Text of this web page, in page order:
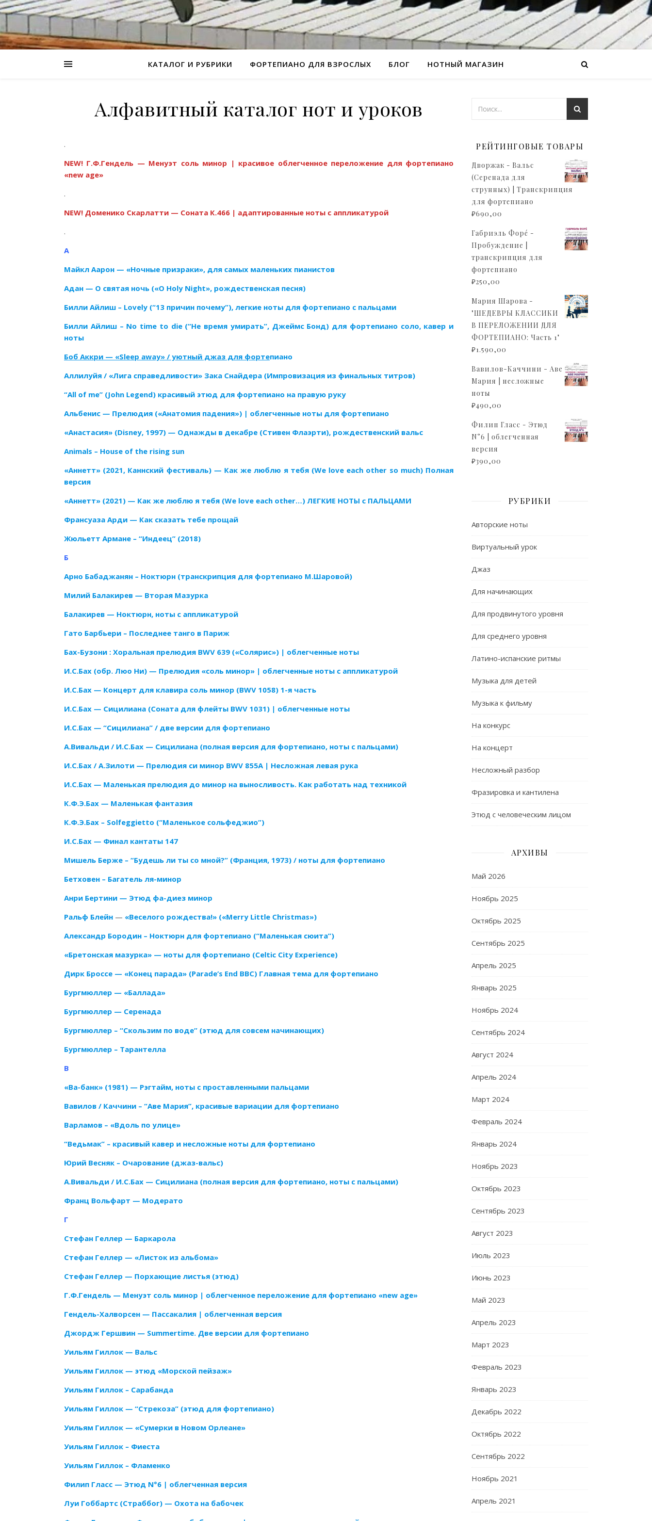
КАТАЛОГ И РУБРИКИ ФОРТЕПИАНО ДЛЯ ВЗРОСЛЫХ БЛОГ НОТНЫЙ МАГАЗИН
Алфавитный каталог нот и уроков
.
NEW! Г.Ф.Гендель — Менуэт соль минор | красивое облегченное переложение для фортепиано
«new age»
.
NEW! Доменико Скарлатти — Соната К.466 | адаптированные ноты с аппликатурой
.
А
Майкл Аарон — «Ночные призраки», для самых маленьких пианистов
Адан — О святая ночь («O Holy Night», рождественская песня)
Билли Айлиш – Lovely (“13 причин почему”), легкие ноты для фортепиано с пальцами
Билли Айлиш – No time to die (“Не время умирать”, Джеймс Бонд) для фортепиано соло, кавер и
ноты
Боб Аккри — «Sleep away» / уютный джаз для фортепиано
Аллилуйя / «Лига справедливости» Зака Снайдера (Импровизация из финальных титров)
“All of me” (John Legend) красивый этюд для фортепиано на правую руку
Альбенис — Прелюдия («Анатомия падения») | облегченные ноты для фортепиано
«Анастасия» (Disney, 1997) — Однажды в декабре (Стивен Флаэрти), рождественский вальс
Animals – House of the rising sun
«Аннетт» (2021, Каннский фестиваль) — Как же люблю я тебя (We love each other so much) Полная
версия
«Аннетт» (2021) — Как же люблю я тебя (We love each other…) ЛЕГКИЕ НОТЫ с ПАЛЬЦАМИ
Франсуаза Арди — Как сказать тебе прощай
Жюльетт Армане – “Индеец” (2018)
Б
Арно Бабаджанян – Ноктюрн (транскрипция для фортепиано М.Шаровой)
Милий Балакирев — Вторая Мазурка
Балакирев — Ноктюрн, ноты с аппликатурой
Гато Барбьери – Последнее танго в Париж
Бах-Бузони : Хоральная прелюдия BWV 639 («Солярис») | облегченные ноты
И.С.Бах (обр. Люо Ни) — Прелюдия «соль минор» | облегченные ноты с аппликатурой
И.С.Бах — Концерт для клавира соль минор (BWV 1058) 1-я часть
И.С.Бах — Сицилиана (Соната для флейты BWV 1031) | облегченные ноты
И.С.Бах — “Сицилиана” / две версии для фортепиано
А.Вивальди / И.С.Бах — Сицилиана (полная версия для фортепиано, ноты с пальцами)
И.С.Бах / А.Зилоти — Прелюдия си минор BWV 855A | Несложная левая рука
И.С.Бах — Маленькая прелюдия до минор на выносливость. Как работать над техникой
К.Ф.Э.Бах — Маленькая фантазия
К.Ф.Э.Бах – Solfeggietto (“Маленькое сольфеджио”)
И.С.Бах — Финал кантаты 147
Мишель Берже – “Будешь ли ты со мной?” (Франция, 1973) / ноты для фортепиано
Бетховен – Багатель ля-минор
Анри Бертини — Этюд фа-диез минор
Ральф Блейн — «Веселого рождества!» («Merry Little Christmas»)
Александр Бородин – Ноктюрн для фортепиано (“Маленькая сюита”)
«Бретонская мазурка» — ноты для фортепиано (Celtic City Experience)
Дирк Броссе — «Конец парада» (Parade’s End BBC) Главная тема для фортепиано
Бургмюллер — «Баллада»
Бургмюллер — Серенада
Бургмюллер – “Скользим по воде” (этюд для совсем начинающих)
Бургмюллер – Тарантелла
В
«Ва-банк» (1981) — Рэгтайм, ноты с проставленными пальцами
Вавилов / Каччини – “Аве Мария”, красивые вариации для фортепиано
Варламов – «Вдоль по улице»
“Ведьмак” – красивый кавер и несложные ноты для фортепиано
Юрий Весняк – Очарование (джаз-вальс)
А.Вивальди / И.С.Бах — Сицилиана (полная версия для фортепиано, ноты с пальцами)
Франц Вольфарт — Модерато
Г
Стефан Геллер — Баркарола
Стефан Геллер — «Листок из альбома»
Стефан Геллер — Порхающие листья (этюд)
Г.Ф.Гендель — Менуэт соль минор | облегченное переложение для фортепиано «new age»
Гендель-Халворсен — Пассакалия | облегченная версия
Джордж Гершвин — Summertime. Две версии для фортепиано
Уильям Гиллок — Вальс
Уильям Гиллок — этюд «Морской пейзаж»
Уильям Гиллок – Сарабанда
Уильям Гиллок — “Стрекоза” (этюд для фортепиано)
Уильям Гиллок — «Сумерки в Новом Орлеане»
Уильям Гиллок – Фиеста
Уильям Гиллок – Фламенко
Филип Гласс — Этюд N°6 | облегченная версия
Луи Гоббартс (Стрaббог) — Охота на бабочек
РЕЙТИНГОВЫЕ ТОВАРЫ
Дворжак - Вальс
(Серенада для
струнных) | Транскрипция
для фортепиано
₽690,00
Габриэль Форé -
Пробуждение |
транскрипция для
фортепиано
₽250,00
Мария Шарова -
"ШЕДЕВРЫ КЛАССИКИ
В ПЕРЕЛОЖЕНИИ ДЛЯ
ФОРТЕПИАНО: Часть 1"
₽1.590,00
Вавилов-Каччини - Аве
Мария | несложные
ноты
₽490,00
Филип Гласс - Этюд
N°6 | облегченная
версия
₽390,00
РУБРИКИ
Авторские ноты
Виртуальный урок
Джаз
Для начинающих
Для продвинутого уровня
Для среднего уровня
Латино-испанские ритмы
Музыка для детей
Музыка к фильму
На конкурс
На концерт
Несложный разбор
Фразировка и кантилена
Этюд с человеческим лицом
АРХИВЫ
Май 2026
Ноябрь 2025
Октябрь 2025
Сентябрь 2025
Апрель 2025
Январь 2025
Ноябрь 2024
Сентябрь 2024
Август 2024
Апрель 2024
Март 2024
Февраль 2024
Январь 2024
Ноябрь 2023
Октябрь 2023
Сентябрь 2023
Август 2023
Июль 2023
Июнь 2023
Май 2023
Апрель 2023
Март 2023
Февраль 2023
Январь 2023
Декабрь 2022
Октябрь 2022
Сентябрь 2022
Ноябрь 2021
Апрель 2021